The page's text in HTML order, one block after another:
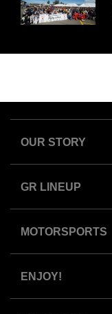
OUR STORY
GR LINEUP
MOTORSPORTS
ENJOY!